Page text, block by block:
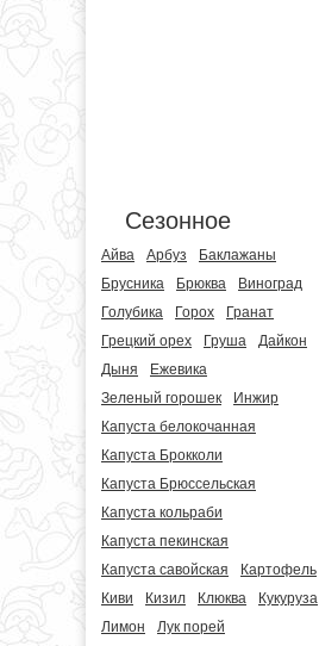
Сезонное
Айва Арбуз
Баклажаны
Брусника
Брюква
Виноград
Голубика
Горох
Гранат
Грецкий орех
Груша
Дайкон
Дыня
Ежевика
Зеленый горошек
Инжир
Капуста белокочанная
Капуста Брокколи
Капуста Брюссельская
Капуста кольраби
Капуста пекинская
Капуста савойская
Картофель
Киви
Кизил Клюква
Кукуруза
Лимон
Лук порей